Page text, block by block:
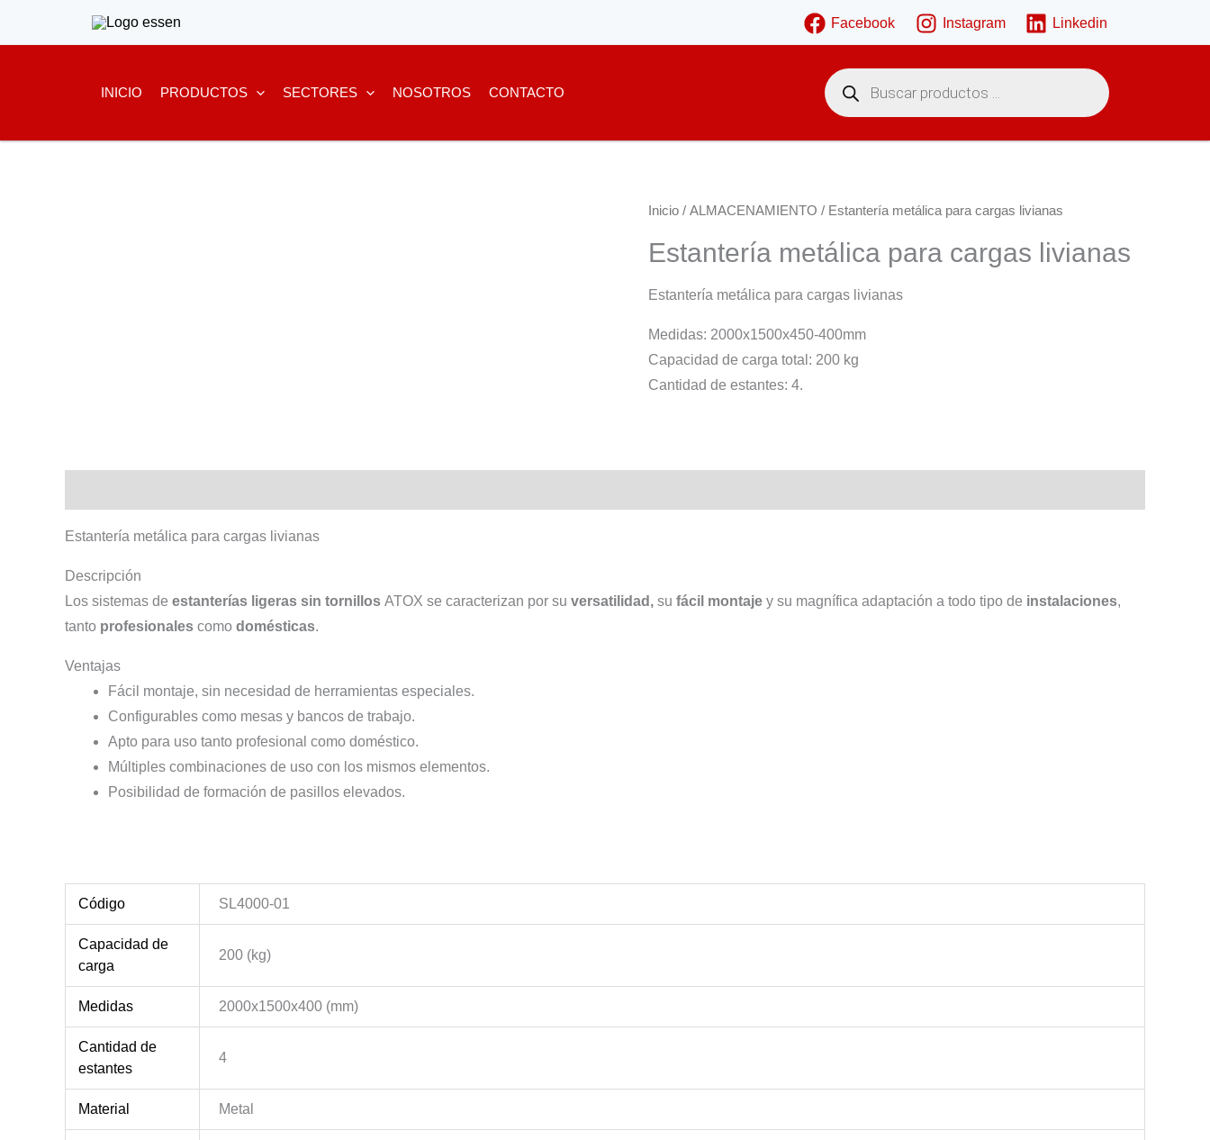
Facebook Instagram Linkedin
INICIO PRODUCTOS SECTORES NOSOTROS CONTACTO
B
ú
s
e
e
p
o
d
c
t
s
Inicio / ALMACENAMIENTO / Estantería metálica para cargas livianas
Estantería metálica para cargas livianas
Estantería metálica para cargas livianas
Medidas: 2000x1500x450-400mm
Capacidad de carga total: 200 kg
Cantidad de estantes: 4.
Estantería metálica para cargas livianas
Descripción
Los sistemas de estanterías ligeras sin tornillos ATOX se caracterizan por su versatilidad, su fácil montaje y su magnífica adaptación a todo tipo de instalaciones,
tanto profesionales como domésticas.
Ventajas
Fácil montaje, sin necesidad de herramientas especiales.
Configurables como mesas y bancos de trabajo.
Apto para uso tanto profesional como doméstico.
Múltiples combinaciones de uso con los mismos elementos.
Posibilidad de formación de pasillos elevados.
Código SL4000-01
Capacidad de
carga
200 (kg)
Medidas 2000x1500x400 (mm)
Cantidad de
estantes
4
Material Metal